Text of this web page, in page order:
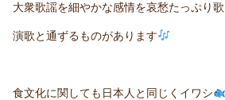
大衆歌謡を細やかな感情を哀愁たっぷり
演歌と通ずるものがあります
食文化に関しても日本人と同じくイワシ